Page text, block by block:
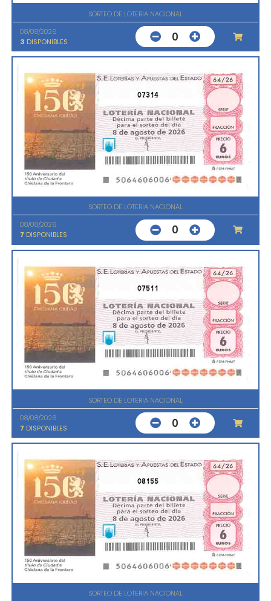
SORTEO DE LOTERIA NACIONAL
08/08/2026
3 DISPONIBLES 0
07314
SORTEO DE LOTERIA NACIONAL
08/08/2026
7 DISPONIBLES 0
07511
SORTEO DE LOTERIA NACIONAL
08/08/2026
7 DISPONIBLES 0
08155
SORTEO DE LOTERIA NACIONAL